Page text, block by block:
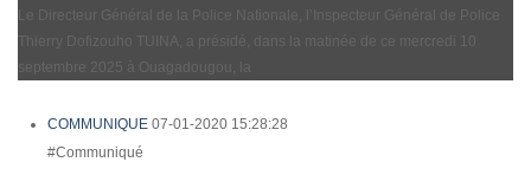
Le Directeur Général de la Police Nationale, l’Inspecteur Général de Police
Thierry Dofizouho TUINA, a présidé, dans la matinée de ce mercredi 10
septembre 2025 à Ouagadougou, la
COMMUNIQUE 07-01-2020 15:28:28
#Communiqué